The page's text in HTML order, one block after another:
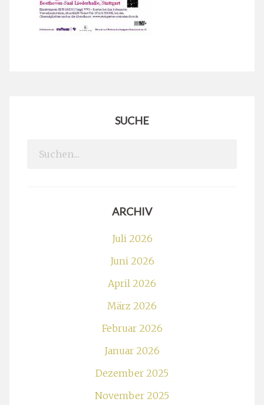
SUCHE
Search
ARCHIV
Juli 2026
Juni 2026
April 2026
März 2026
Februar 2026
Januar 2026
Dezember 2025
November 2025